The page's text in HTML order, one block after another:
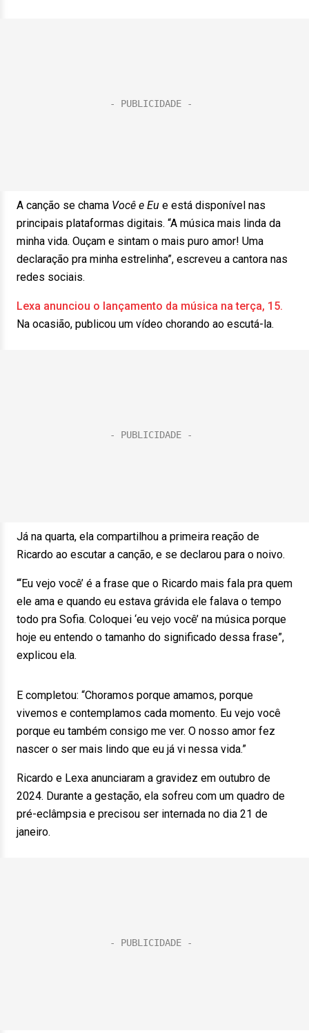
A canção se chama Você e Eu e está disponível nas
principais plataformas digitais. “A música mais linda da
minha vida. Ouçam e sintam o mais puro amor! Uma
declaração pra minha estrelinha”, escreveu a cantora nas
redes sociais.
Lexa anunciou o lançamento da música na terça, 15.
Na ocasião, publicou um vídeo chorando ao escutá-la.
Já na quarta, ela compartilhou a primeira reação de
Ricardo ao escutar a canção, e se declarou para o noivo.
“‘Eu vejo você’ é a frase que o Ricardo mais fala pra quem
ele ama e quando eu estava grávida ele falava o tempo
todo pra Sofia. Coloquei ‘eu vejo você’ na música porque
hoje eu entendo o tamanho do significado dessa frase”,
explicou ela.
E completou: “Choramos porque amamos, porque
vivemos e contemplamos cada momento. Eu vejo você
porque eu também consigo me ver. O nosso amor fez
nascer o ser mais lindo que eu já vi nessa vida.”
Ricardo e Lexa anunciaram a gravidez em outubro de
2024. Durante a gestação, ela sofreu com um quadro de
pré-eclâmpsia e precisou ser internada no dia 21 de
janeiro.